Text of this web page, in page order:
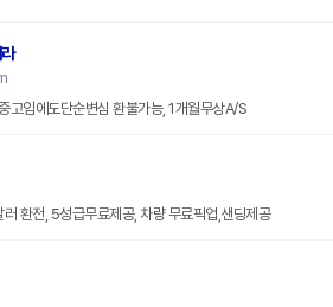
고임에도단순변심 환불가능, 1개월무상A/S
환전, 5성급무료제공, 차량 무료픽업,샌딩제공